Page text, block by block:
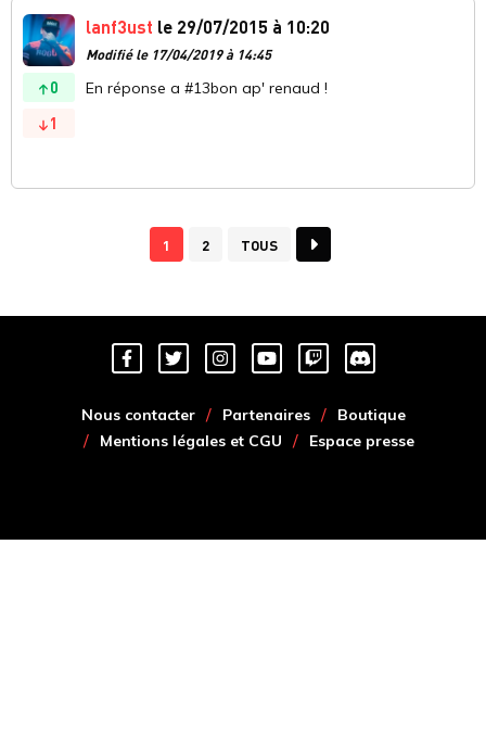
0
1
lanf3ust le 29/07/2015 à 10:20
Modifié le 17/04/2019 à 14:45
En réponse a #13bon ap' renaud !
1 2 TOUS
Nous contacter Partenaires
Boutique
Mentions légales et CGU
Espace presse